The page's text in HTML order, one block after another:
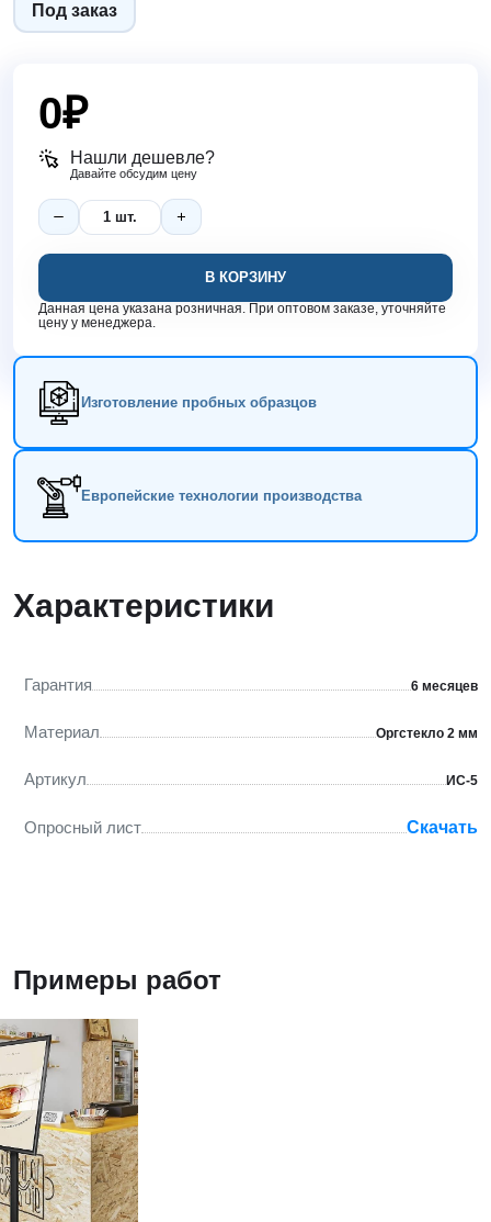
Под заказ
0₽
Нашли дешевле?
Давайте обсудим цену
В КОРЗИНУ
Данная цена указана розничная. При оптовом заказе, уточняйте
цену у менеджера.
Изготовление пробных образцов
Европейские технологии производства
Характеристики
Гарантия 6 месяцев
Материал Оргстекло 2 мм
Артикул ИС-5
Опросный лист Скачать
Примеры работ